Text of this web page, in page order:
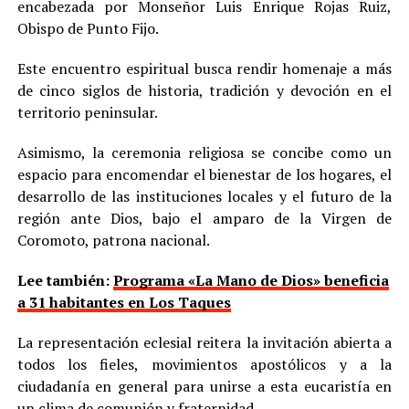
encabezada por Monseñor Luis Enrique Rojas Ruiz,
Obispo de Punto Fijo.
Este encuentro espiritual busca rendir homenaje a más
de cinco siglos de historia, tradición y devoción en el
territorio peninsular.
Asimismo, la ceremonia religiosa se concibe como un
espacio para encomendar el bienestar de los hogares, el
desarrollo de las instituciones locales y el futuro de la
región ante Dios, bajo el amparo de la Virgen de
Coromoto, patrona nacional.
Lee también:Programa «La Mano de Dios» beneficia
a 31 habitantes en Los Taques
La representación eclesial reitera la invitación abierta a
todos los fieles, movimientos apostólicos y a la
ciudadanía en general para unirse a esta eucaristía en